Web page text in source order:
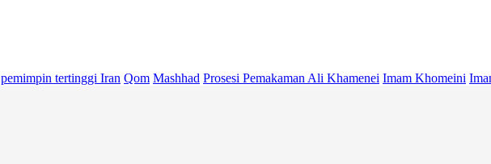
pemimpin tertinggi Iran Qom Mashhad Prosesi Pemakaman Ali Khamenei Imam Khomeini